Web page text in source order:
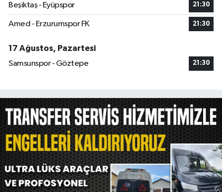
Beşiktaş - Eyüpspor 21:30
Amed - Erzurumspor FK 21:30
17 Ağustos, Pazartesi
Samsunspor - Göztepe
21:30